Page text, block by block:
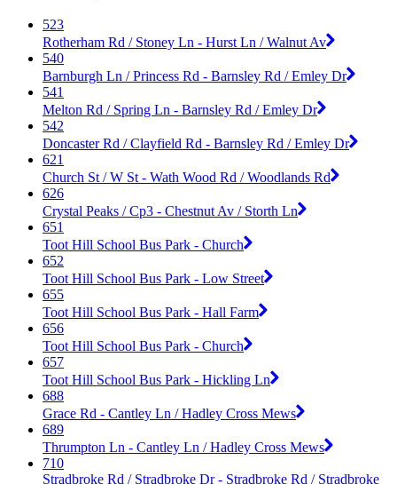
523
Rotherham Rd / Stoney Ln - Hurst Ln / Walnut Av
540
Barnburgh Ln / Princess Rd - Barnsley Rd / Emley Dr
541
Melton Rd / Spring Ln - Barnsley Rd / Emley Dr
542
Doncaster Rd / Clayfield Rd - Barnsley Rd / Emley Dr
621
Church St / W St - Wath Wood Rd / Woodlands Rd
626
Crystal Peaks / Cp3 - Chestnut Av / Storth Ln
651
Toot Hill School Bus Park - Church
652
Toot Hill School Bus Park - Low Street
655
Toot Hill School Bus Park - Hall Farm
656
Toot Hill School Bus Park - Church
657
Toot Hill School Bus Park - Hickling Ln
688
Grace Rd - Cantley Ln / Hadley Cross Mews
689
Thrumpton Ln - Cantley Ln / Hadley Cross Mews
710
Stradbroke Rd / Stradbroke Dr - Stradbroke Rd / Stradbroke